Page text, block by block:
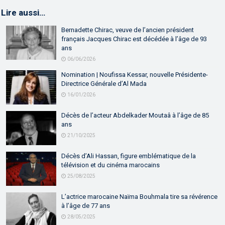
Lire aussi…
Bernadette Chirac, veuve de l’ancien président
français Jacques Chirac est décédée à l’âge de 93
ans
06/06/2026
Nomination | Noufissa Kessar, nouvelle Présidente-
Directrice Générale d’Al Mada
16/01/2026
Décès de l’acteur Abdelkader Moutaâ à l’âge de 85
ans
21/10/2025
Décès d’Ali Hassan, figure emblématique de la
télévision et du cinéma marocains
25/08/2025
L’actrice marocaine Naïma Bouhmala tire sa révérence
à l’âge de 77 ans
28/05/2025